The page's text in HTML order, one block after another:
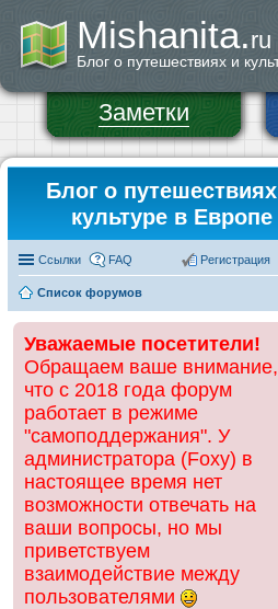
Mishanita.ru
Блог о путешествиях и
Заметки
Блог о
культуре в Европе
Ссылки FAQ Регистрация
Список форумов
Уважаемые посетители!
Обращаем ваше внимание,
что с 2018 года форум
работает в режиме
"самоподдержания". У
администратора (Foxy) в
настоящее время нет
возможности отвечать на
ваши вопросы, но мы
приветствуем
взаимодействие между
пользователями